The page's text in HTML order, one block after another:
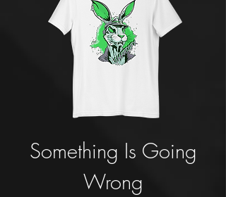
Something Is Going
Wrong